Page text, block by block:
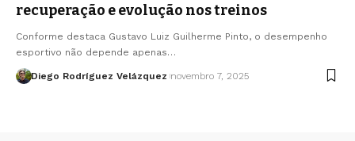
recuperação e evolução nos treinos
Conforme destaca Gustavo Luiz Guilherme Pinto, o desempenho
esportivo não depende apenas…
Diego Rodríguez Velázquez novembro 7, 2025